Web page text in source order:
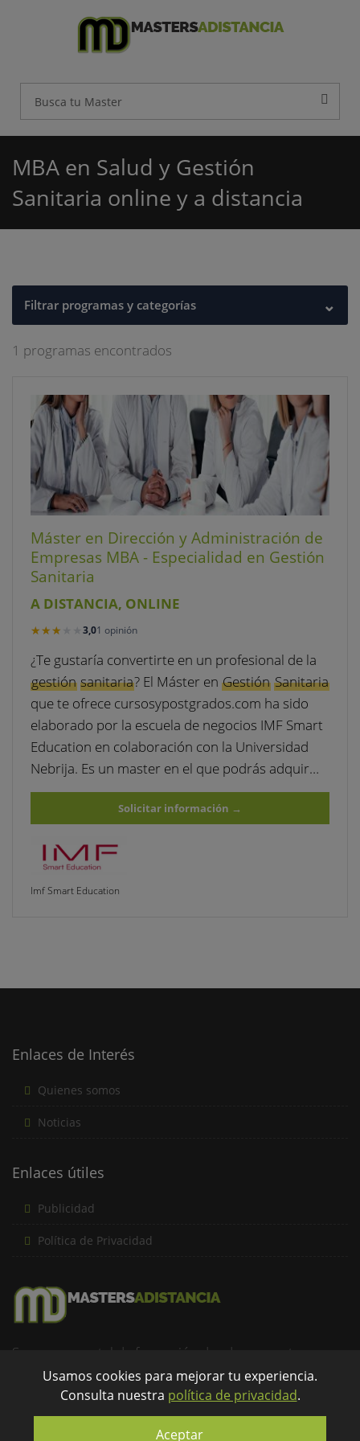
MBA en Salud y Gestión
Sanitaria online y a distancia
Filtrar programas y categorías ⌄
1 programas encontrados
Máster en Dirección y Administración de
Empresas MBA - Especialidad en Gestión
Sanitaria
A DISTANCIA, ONLINE
★★★★★
★★★★★ 3,01 opinión
¿Te gustaría convertirte en un profesional de la
gestión sanitaria? El Máster enGestión Sanitaria
que te ofrece cursosypostgrados.com ha sido
elaborado por la escuela de negocios IMF Smart
Education en colaboración con la Universidad
Nebrija. Es un master en el que podrás adquir…
Solicitar información →
Imf Smart Education
Enlaces de Interés
Quienes somos
Noticias
Enlaces útiles
Publicidad
Política de Privacidad
Somos un portal de formación donde encuentras una
amplia oferta formativa a distancia de forma rápida y
info@mastersadistancia.com
Usamos cookies para mejorar tu experiencia.
Consulta nuestra política de privacidad.
Aceptar